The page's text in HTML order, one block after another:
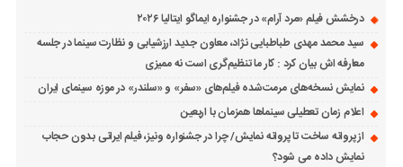
درخشش فیلم «مرد آرام» در جشنواره ایماگو ایتالیا ۲۰۲۶
سید محمد مهدی طباطبایی نژاد، معاون جدید ارزشیابی و نظارت سینما در جلسه
معارفه اش بیان کرد : کار ما تنظیم‌گری است نه ممیزی
نمایش نسخه‌های مرمت‌شده فیلم‌های «سفر» و «سلندر» در موزه سینمای ایران
اعلام زمان تعطیلی سینماها همزمان با اربعین
از پروانه ساخت تا پروانه نمایش/ چرا در جشنواره ونیز، فیلم ایرانی بدون حجاب
نمایش داده می شود؟